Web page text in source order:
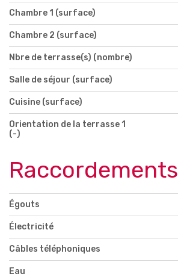
Chambre 1 (surface)
Chambre 2 (surface)
Nbre de terrasse(s) (nombre)
Salle de séjour (surface)
Cuisine (surface)
Orientation de la terrasse 1
(-)
Raccordements
Égouts
Électricité
Câbles téléphoniques
Eau